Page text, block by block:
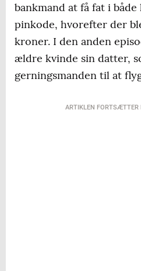
bankmand at få fat i
pinkode, hvorefter der
kroner. I den anden
ældre kvinde sin datter,
gerningsmanden til at
ARTIKLEN FORTSÆTTER